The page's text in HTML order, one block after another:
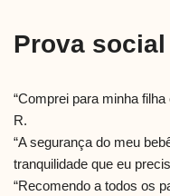
Prova social
“Comprei para minha
R.
“A segurança do meu
tranquilidade que eu
“Recomendo a todos os